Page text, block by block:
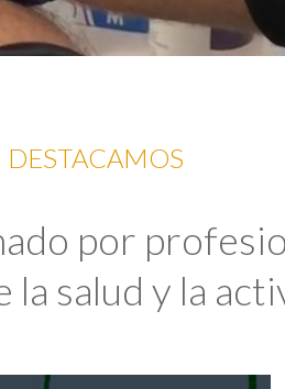
DESTACAMOS
por
la salud y la